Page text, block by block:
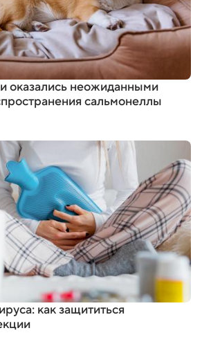
оказались неожиданными
сальмонеллы
как защититься